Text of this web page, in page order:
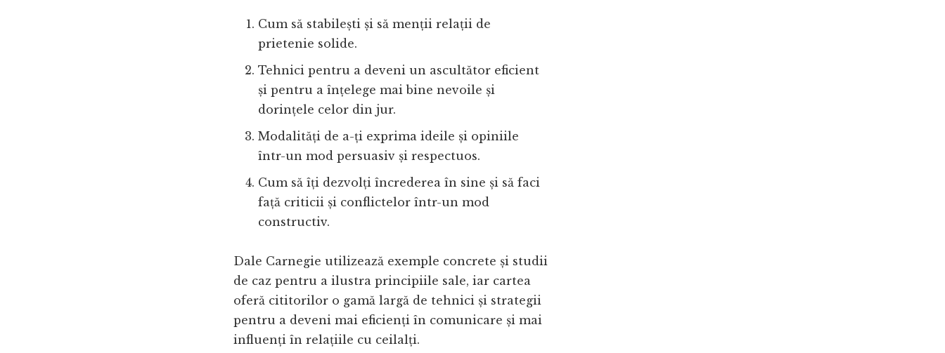
Cum să stabilești și să menții relații de
prietenie solide.
Tehnici pentru a deveni un ascultător eficient
și pentru a înțelege mai bine nevoile și
dorințele celor din jur.
Modalități de a-ți exprima ideile și opiniile
într-un mod persuasiv și respectuos.
Cum să îți dezvolți încrederea în sine și să faci
față criticii și conflictelor într-un mod
constructiv.
Dale Carnegie utilizează exemple concrete și studii
de caz pentru a ilustra principiile sale, iar cartea
oferă cititorilor o gamă largă de tehnici și strategii
pentru a deveni mai eficienți în comunicare și mai
influenți în relațiile cu ceilalți.